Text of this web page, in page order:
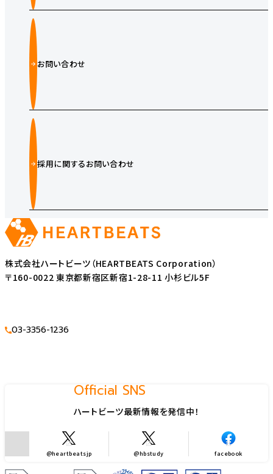
お問い合わせ
採用に関するお問い合わせ
株式会社ハートビーツ（HEARTBEATS Corporation）
〒160-0022 東京都新宿区新宿1-28-11 小杉ビル5F
03-3356-1236
Official SNS
ハートビーツ最新情報を発信中！
@heartbeatsjp @hbstudy facebook